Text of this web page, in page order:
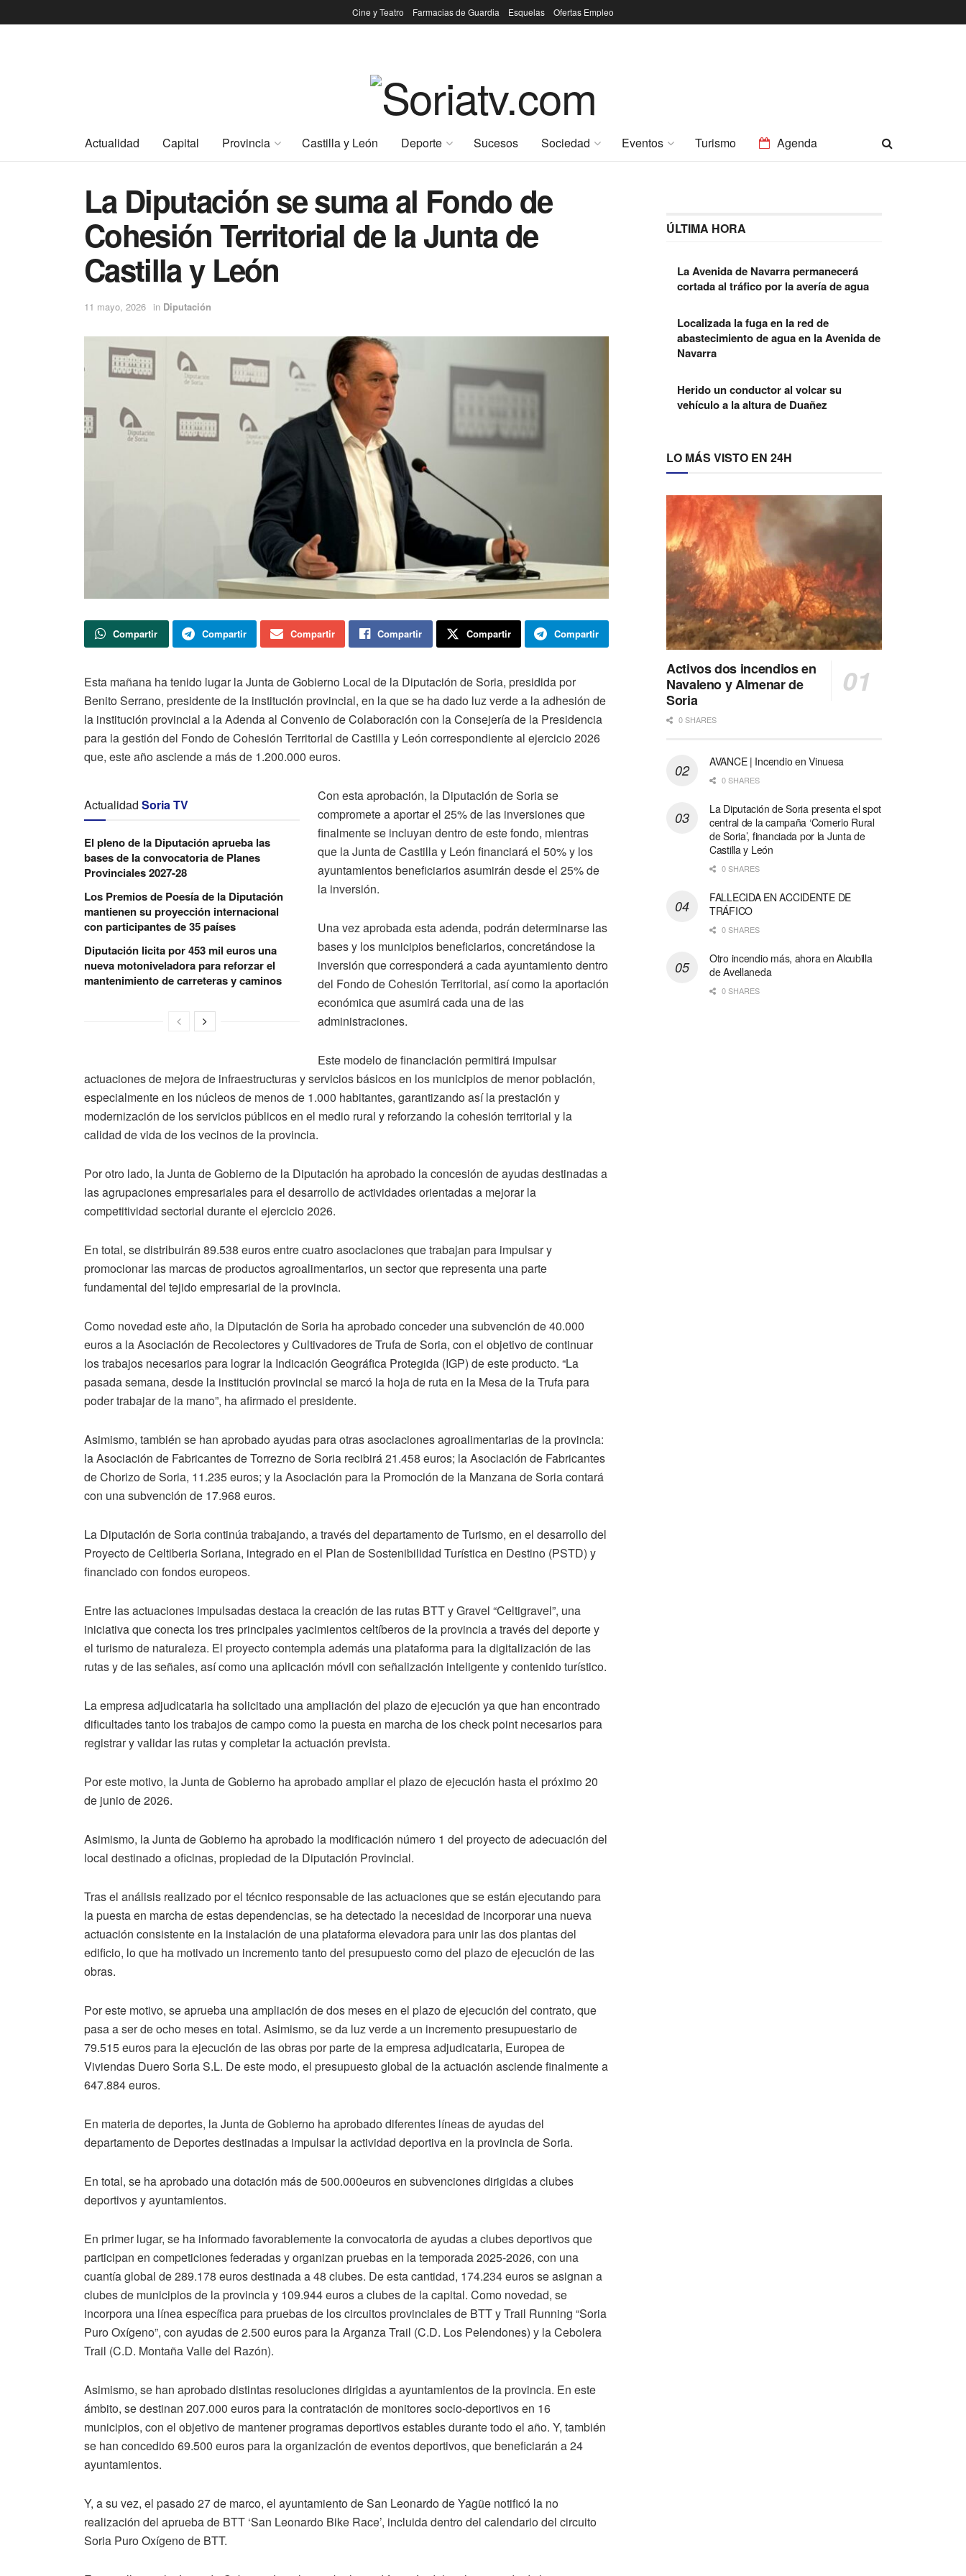
Cine y Teatro Farmacias de Guardia Esquelas Ofertas Empleo
Actualidad Capital Provincia Castilla y León Deporte Sucesos Sociedad Eventos Turismo Agenda
La Diputación se suma al Fondo de
Cohesión Territorial de la Junta de
Castilla y León
11 mayo, 2026 in Diputación
Compartir Compartir Compartir Compartir Compartir Compartir
Esta mañana ha tenido lugar la Junta de Gobierno Local de la Diputación de Soria, presidida por
Benito Serrano, presidente de la institución provincial, en la que se ha dado luz verde a la adhesión de
la institución provincial a la Adenda al Convenio de Colaboración con la Consejería de la Presidencia
para la gestión del Fondo de Cohesión Territorial de Castilla y León correspondiente al ejercicio 2026
que, este año asciende a más de 1.200.000 euros.
Actualidad Soria TV
El pleno de la Diputación aprueba las
bases de la convocatoria de Planes
Provinciales 2027-28
Los Premios de Poesía de la Diputación
mantienen su proyección internacional
con participantes de 35 países
Diputación licita por 453 mil euros una
nueva motoniveladora para reforzar el
mantenimiento de carreteras y caminos
Con esta aprobación, la Diputación de Soria se
compromete a aportar el 25% de las inversiones que
finalmente se incluyan dentro de este fondo, mientras
que la Junta de Castilla y León financiará el 50% y los
ayuntamientos beneficiarios asumirán desde el 25% de
la inversión.
Una vez aprobada esta adenda, podrán determinarse las
bases y los municipios beneficiarios, concretándose la
inversión que corresponderá a cada ayuntamiento dentro
del Fondo de Cohesión Territorial, así como la aportación
económica que asumirá cada una de las
administraciones.
Este modelo de financiación permitirá impulsar
actuaciones de mejora de infraestructuras y servicios básicos en los municipios de menor población,
especialmente en los núcleos de menos de 1.000 habitantes, garantizando así la prestación y
modernización de los servicios públicos en el medio rural y reforzando la cohesión territorial y la
calidad de vida de los vecinos de la provincia.
Por otro lado, la Junta de Gobierno de la Diputación ha aprobado la concesión de ayudas destinadas a
las agrupaciones empresariales para el desarrollo de actividades orientadas a mejorar la
competitividad sectorial durante el ejercicio 2026.
En total, se distribuirán 89.538 euros entre cuatro asociaciones que trabajan para impulsar y
promocionar las marcas de productos agroalimentarios, un sector que representa una parte
fundamental del tejido empresarial de la provincia.
Como novedad este año, la Diputación de Soria ha aprobado conceder una subvención de 40.000
euros a la Asociación de Recolectores y Cultivadores de Trufa de Soria, con el objetivo de continuar
los trabajos necesarios para lograr la Indicación Geográfica Protegida (IGP) de este producto. “La
pasada semana, desde la institución provincial se marcó la hoja de ruta en la Mesa de la Trufa para
poder trabajar de la mano”, ha afirmado el presidente.
Asimismo, también se han aprobado ayudas para otras asociaciones agroalimentarias de la provincia:
la Asociación de Fabricantes de Torrezno de Soria recibirá 21.458 euros; la Asociación de Fabricantes
de Chorizo de Soria, 11.235 euros; y la Asociación para la Promoción de la Manzana de Soria contará
con una subvención de 17.968 euros.
La Diputación de Soria continúa trabajando, a través del departamento de Turismo, en el desarrollo del
Proyecto de Celtiberia Soriana, integrado en el Plan de Sostenibilidad Turística en Destino (PSTD) y
financiado con fondos europeos.
Entre las actuaciones impulsadas destaca la creación de las rutas BTT y Gravel “Celtigravel”, una
iniciativa que conecta los tres principales yacimientos celtíberos de la provincia a través del deporte y
el turismo de naturaleza. El proyecto contempla además una plataforma para la digitalización de las
rutas y de las señales, así como una aplicación móvil con señalización inteligente y contenido turístico.
La empresa adjudicataria ha solicitado una ampliación del plazo de ejecución ya que han encontrado
dificultades tanto los trabajos de campo como la puesta en marcha de los check point necesarios para
registrar y validar las rutas y completar la actuación prevista.
Por este motivo, la Junta de Gobierno ha aprobado ampliar el plazo de ejecución hasta el próximo 20
de junio de 2026.
Asimismo, la Junta de Gobierno ha aprobado la modificación número 1 del proyecto de adecuación del
local destinado a oficinas, propiedad de la Diputación Provincial.
Tras el análisis realizado por el técnico responsable de las actuaciones que se están ejecutando para
la puesta en marcha de estas dependencias, se ha detectado la necesidad de incorporar una nueva
actuación consistente en la instalación de una plataforma elevadora para unir las dos plantas del
edificio, lo que ha motivado un incremento tanto del presupuesto como del plazo de ejecución de las
obras.
Por este motivo, se aprueba una ampliación de dos meses en el plazo de ejecución del contrato, que
pasa a ser de ocho meses en total. Asimismo, se da luz verde a un incremento presupuestario de
79.515 euros para la ejecución de las obras por parte de la empresa adjudicataria, Europea de
Viviendas Duero Soria S.L. De este modo, el presupuesto global de la actuación asciende finalmente a
647.884 euros.
En materia de deportes, la Junta de Gobierno ha aprobado diferentes líneas de ayudas del
departamento de Deportes destinadas a impulsar la actividad deportiva en la provincia de Soria.
En total, se ha aprobado una dotación más de 500.000euros en subvenciones dirigidas a clubes
deportivos y ayuntamientos.
En primer lugar, se ha informado favorablemente la convocatoria de ayudas a clubes deportivos que
participan en competiciones federadas y organizan pruebas en la temporada 2025-2026, con una
cuantía global de 289.178 euros destinada a 48 clubes. De esta cantidad, 174.234 euros se asignan a
clubes de municipios de la provincia y 109.944 euros a clubes de la capital. Como novedad, se
incorpora una línea específica para pruebas de los circuitos provinciales de BTT y Trail Running “Soria
Puro Oxígeno”, con ayudas de 2.500 euros para la Arganza Trail (C.D. Los Pelendones) y la Cebolera
Trail (C.D. Montaña Valle del Razón).
Asimismo, se han aprobado distintas resoluciones dirigidas a ayuntamientos de la provincia. En este
ámbito, se destinan 207.000 euros para la contratación de monitores socio-deportivos en 16
municipios, con el objetivo de mantener programas deportivos estables durante todo el año. Y, también
se han concedido 69.500 euros para la organización de eventos deportivos, que beneficiarán a 24
ayuntamientos.
Y, a su vez, el pasado 27 de marco, el ayuntamiento de San Leonardo de Yagüe notificó la no
realización del aprueba de BTT ‘San Leonardo Bike Race’, incluida dentro del calendario del circuito
Soria Puro Oxígeno de BTT.
ÚLTIMA HORA
La Avenida de Navarra permanecerá
cortada al tráfico por la avería de agua
Localizada la fuga en la red de
abastecimiento de agua en la Avenida de
Navarra
Herido un conductor al volcar su
vehículo a la altura de Duañez
LO MÁS VISTO EN 24H
Activos dos incendios en
Navaleno y Almenar de
Soria
0 SHARES
AVANCE | Incendio en Vinuesa
0 SHARES
La Diputación de Soria presenta el spot
central de la campaña ‘Comerio Rural
de Soria’, financiada por la Junta de
Castilla y León
0 SHARES
FALLECIDA EN ACCIDENTE DE
TRÁFICO
0 SHARES
Otro incendio más, ahora en Alcubilla
de Avellaneda
0 SHARES